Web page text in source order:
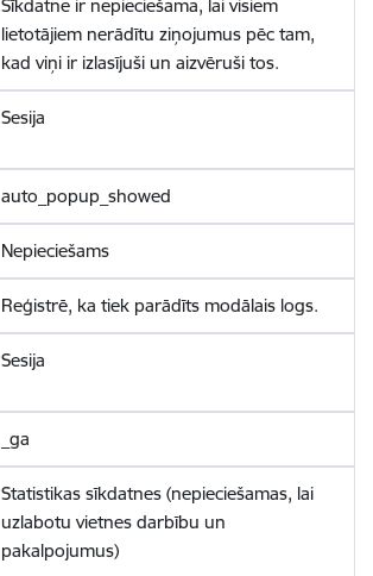
Sīkdatne ir nepieciešama, lai visiem
lietotājiem nerādītu ziņojumus pēc tam,
kad viņi ir izlasījuši un aizvēruši tos.
Sesija
auto_popup_showed
Nepieciešams
Reģistrē, ka tiek parādīts modālais logs.
Sesija
_ga
Statistikas sīkdatnes (nepieciešamas, lai
uzlabotu vietnes darbību un
pakalpojumus)